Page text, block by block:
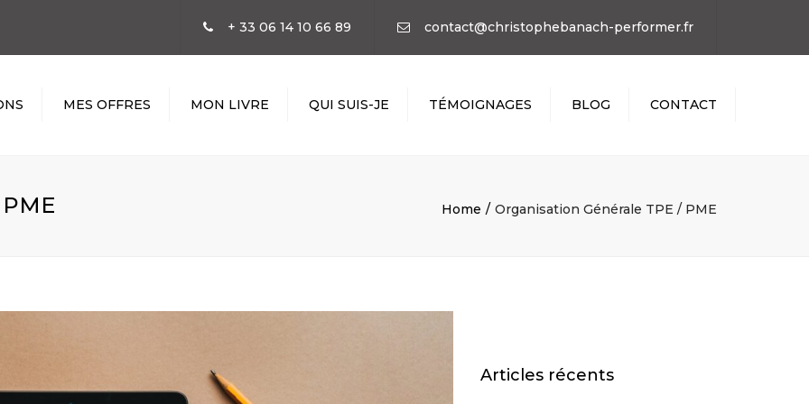
+ 33 06 14 10 66 89 contact@christophebanach-performer.fr
MES OFFRES MON LIVRE QUI SUIS-JE TÉMOIGNAGES BLOG CONTACT
Home Organisation Générale TPE / PME
Articles récents